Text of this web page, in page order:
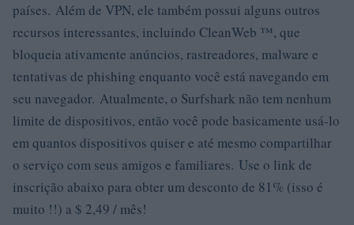
países. Além de VPN, ele também possui alguns outros
recursos interessantes, incluindo CleanWeb ™, que
bloqueia ativamente anúncios, rastreadores, malware e
tentativas de phishing enquanto você está navegando em
seu navegador. Atualmente, o Surfshark não tem nenhum
limite de dispositivos, então você pode basicamente usá-lo
em quantos dispositivos quiser e até mesmo compartilhar
o serviço com seus amigos e familiares. Use o link de
inscrição abaixo para obter um desconto de 81% (isso é
muito !!) a $ 2,49 / mês!